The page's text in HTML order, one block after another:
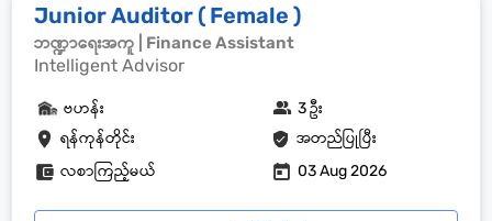
Junior Auditor ( Female )
ဘဏ္ဍာရေးအကူ | Finance Assistant
Intelligent Advisor
ရန်ကုန်တိုင်း အတည်ပြုပြီး
ဗဟန်း 3 ဦး
လစာကြည့်မယ် 03 Aug 2026